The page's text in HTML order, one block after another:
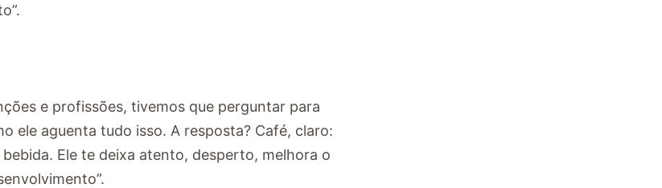
e profissões, tivemos que perguntar para
ele aguenta tudo isso. A resposta? Café, claro:
Ele te deixa atento, desperto, melhora o